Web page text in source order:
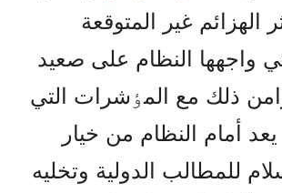
الهزائم غير المتوقعة
واجهها النظام على صعيد
ذلك مع المٶشرات التي
أمام النظام من خيار
للمطالب الدولية وتخليه